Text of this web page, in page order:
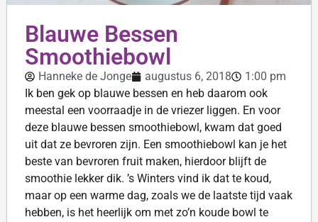
Blauwe Bessen
Smoothiebowl
Hanneke de Jonge augustus 6, 2018
1:00 pm
Ik ben gek op blauwe bessen en heb daarom ook
meestal een voorraadje in de vriezer liggen. En voor
deze blauwe bessen smoothiebowl, kwam dat goed
uit dat ze bevroren zijn. Een smoothiebowl kan je het
beste van bevroren fruit maken, hierdoor blijft de
smoothie lekker dik. ’s Winters vind ik dat te koud,
maar op een warme dag, zoals we de laatste tijd vaak
hebben, is het heerlijk om met zo’n koude bowl te